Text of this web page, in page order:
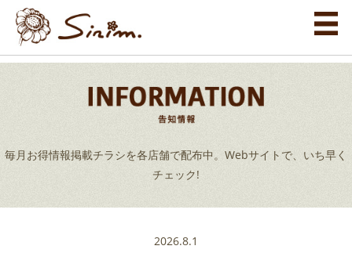
毎月お得情報掲載チラシを各店舗で配布中。Webサイトで、いち早く
チェック!
2026.8.1